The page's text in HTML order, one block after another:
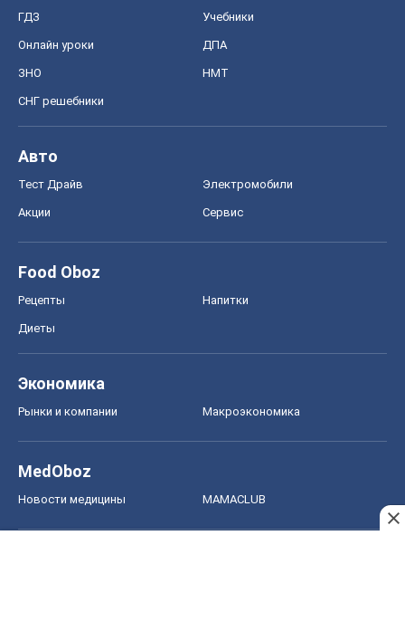
ГДЗ Учебники
Онлайн уроки ДПА
ЗНО НМТ
СНГ решебники
Авто
Тест Драйв Электромобили
Акции Сервис
Food Oboz
Рецепты Напитки
Диеты
Экономика
Рынки и компании Mакроэкономика
MedOboz
Новости медицины MAMACLUB